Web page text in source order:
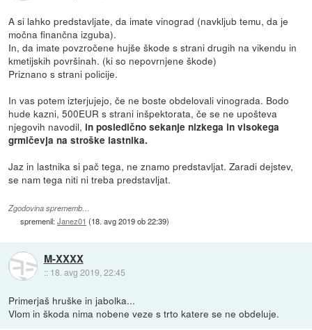
A si lahko predstavljate, da imate vinograd (navkljub temu, da je
močna finančna izguba).
In, da imate povzročene hujše škode s strani drugih na vikendu in
kmetijskih površinah. (ki so nepovrnjene škode)
Priznano s strani policije.
In vas potem izterjujejo, če ne boste obdelovali vinograda. Bodo
hude kazni, 500EUR s strani inšpektorata, če se ne upošteva
njegovih navodil, in posledično sekanje nizkega in visokega
grmičevja na stroške lastnika.
Jaz in lastnika si pač tega, ne znamo predstavljat. Zaradi dejstev,
se nam tega niti ni treba predstavljat.
Zgodovina sprememb…
spremenil:Janez01 (18. avg 2019 ob 22:39)
M-XXXX
:: 18. avg 2019, 22:45
Primerjaš hruške in jabolka...
Vlom in škoda nima nobene veze s trto katere se ne obdeluje.